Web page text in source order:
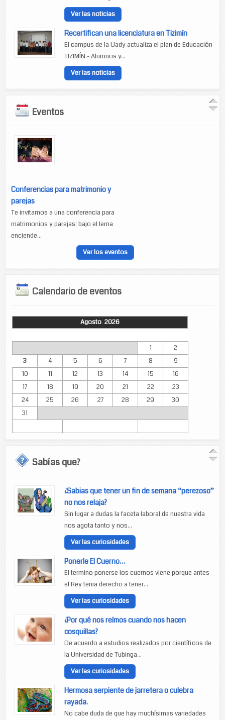
Ver las noticias
Recertifican una licenciatura en Tizimín
El campus de la Uady actualiza el plan de Educación
TIZIMÍN.- Alumnos y...
Ver las noticias
Eventos
Conferencias para matrimonio y
parejas
Te invitamos a una conferencia para
matrimonios y parejas: bajo el lema
enciende...
Ver los eventos
Calendario de eventos
Agosto 2026
1
2
3
4 5 6 7 8
9
10
11 12 13 14 15
16
17
18 19 20 21 22
23
24
25 26 27 28 29
30
31
Sabías que?
¿Sabias que tener un fin de semana “perezoso”
no nos relaja?
Sin lugar a dudas la faceta laboral de nuestra vida
nos agota tanto y nos...
Ver las curiosidades
Ponerle El Cuerno…
El termino ponerse los cuernos viene porque antes
el Rey tenia derecho a tener...
Ver las curiosidades
¿Por qué nos reímos cuando nos hacen
cosquillas?
De acuerdo a estudios realizados por científicos de
la Universidad de Tubinga...
Ver las curiosidades
Hermosa serpiente de jarretera o culebra
rayada.
No cabe duda de que hay muchísimas variedades